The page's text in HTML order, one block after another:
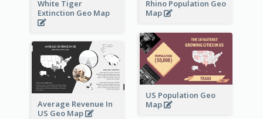
White Tiger
Extinction Geo Map
Rhino Population Geo
Map
US Population Geo
Map
Average Revenue In
US Geo Map